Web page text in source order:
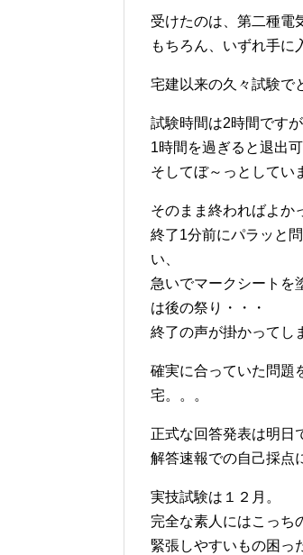
受けたのは、第二種電
もちろん、いずれ手に
宅建以来の久々試験で
試験時間は2時間です
1時間を過ぎると退出
そしてぼ～っとしてい
そのまま終わればよか
終了1分前にパラッと
い、
急いでマークシートを
は後の祭り・・・
終了の声が掛かってし
確実に合っていた問題
宅。。。
正式な回答発表は明日
解答速報での自己採点
実技試験は１２月。
完全な素人にはこっち
緊張しやすいもの困っ